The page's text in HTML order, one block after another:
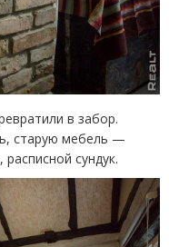
в забор.
старую мебель —
сундук.